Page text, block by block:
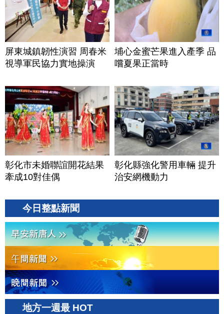
屏東城鎮韌性演習 周春米
視導軍民協力實地操演
埔心金蜜芒果進入產季 品
嚐夏果正當時
彰化市未婚聯誼開花結果
牽成10對佳偶
彰化縣強化警用車輛 提升
治安網機動力
今日整點新聞
地方一週最 HOT